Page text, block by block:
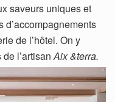
saveurs uniques et
d’accompagnements
de l’hôtel. On y
de l’artisanAix &terra.